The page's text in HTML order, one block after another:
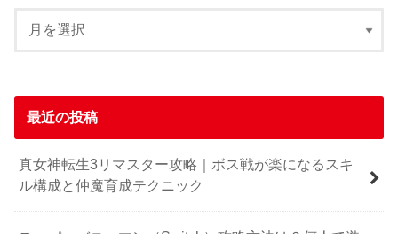
最近の投稿
真女神転生3リマスター攻略｜ボス戦が楽になるスキ
ル構成と仲魔育成テクニック